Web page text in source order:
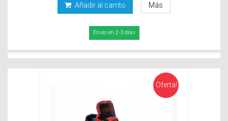
Añadir al carrito Más
Envío en 2-3 días
Oferta!